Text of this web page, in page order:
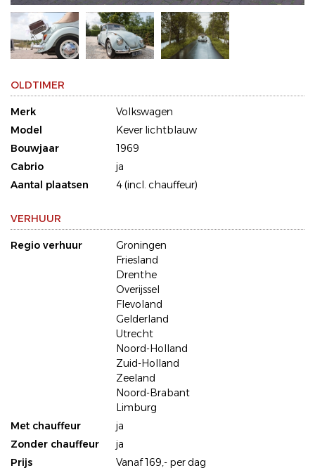
OLDTIMER
Merk
Volkswagen
Model
Kever lichtblauw
Bouwjaar
1969
Cabrio
ja
Aantal plaatsen
4 (incl. chauffeur)
VERHUUR
Regio verhuur
Groningen
Friesland
Drenthe
Overijssel
Flevoland
Gelderland
Utrecht
Noord-Holland
Zuid-Holland
Zeeland
Noord-Brabant
Limburg
Met chauffeur
ja
Zonder chauffeur
ja
Prijs
Vanaf 169,- per dag